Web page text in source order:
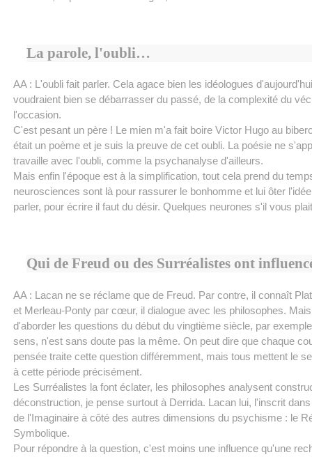
La parole, l'oubli…
AA : L'oubli fait parler. Cela agace bien les idéologues
voudraient bien se débarrasser du passé, de la complexité du
l'occasion.
C'est pesant un père ! Le mien m'a fait boire Victor Hugo au
était un poème et je suis la preuve de cet oubli. La poésie ne
travaille avec l'oubli, comme la psychanalyse d'ailleurs.
Mais enfin l'époque est à la simplification, tout cela prend du
neurosciences sont là pour rassurer le bonhomme et lui ôter
parler, pour écrire il faut du désir. Quelques neurones s'il vous
Qui de Freud ou des Surréalistes ont
AA : Lacan ne se réclame que de Freud. Par contre, il connaît
et Merleau-Ponty par cœur, il dialogue avec les philosophes.
d'aborder les questions du début du vingtième siècle, par
sens, n'est sans doute pas la même. On peut dire que chaque
pensée traite cette question différemment, mais tous mettent le
à cette période précisément.
Les Surréalistes la font éclater, les philosophes analysent
déconstruction, je pense surtout à Derrida. Lacan lui, l'inscrit
de l'Imaginaire à côté des autres dimensions du psychisme : le
Symbolique.
Pour répondre à la question, c'est moins une influence qu'une